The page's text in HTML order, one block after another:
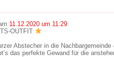
11.12.2020 um 11:29:
OUTFIT
Abstecher in die
das perfekte Gewand für die